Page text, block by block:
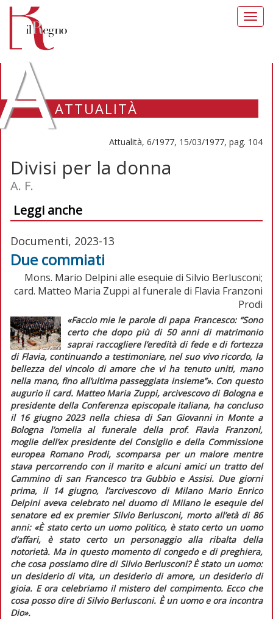
ATTUALITÀ
Attualità, 6/1977, 15/03/1977, pag. 104
Divisi per la donna
A. F.
Leggi anche
Documenti, 2023-13
Due commiati
Mons. Mario Delpini alle esequie di Silvio Berlusconi;
card. Matteo Maria Zuppi al funerale di Flavia Franzoni
Prodi
«Faccio mie le parole di papa Francesco: “Sono
certo che dopo più di 50 anni di matrimonio
saprai raccogliere l’eredità di fede e di fortezza
di Flavia, continuando a testimoniare, nel suo vivo ricordo, la
bellezza del vincolo di amore che vi ha tenuto uniti, mano
nella mano, fino all’ultima passeggiata insieme”». Con questo
augurio il card. Matteo Maria Zuppi, arcivescovo di Bologna e
presidente della Conferenza episcopale italiana, ha concluso
il 16 giugno 2023 nella chiesa di San Giovanni in Monte a
Bologna l’omelia al funerale della prof. Flavia Franzoni,
moglie dell’ex presidente del Consiglio e della Commissione
europea Romano Prodi, scomparsa per un malore mentre
stava percorrendo con il marito e alcuni amici un tratto del
Cammino di san Francesco tra Gubbio e Assisi. Due giorni
prima, il 14 giugno, l’arcivescovo di Milano Mario Enrico
Delpini aveva celebrato nel duomo di Milano le esequie del
senatore ed ex premierSilvio Berlusconi, morto all’età di 86
anni: «È stato certo un uomo politico, è stato certo un uomo
d’affari, è stato certo un personaggio alla ribalta della
notorietà. Ma in questo momento di congedo e di preghiera,
che cosa possiamo dire di Silvio Berlusconi? È stato un uomo:
un desiderio di vita, un desiderio di amore, un desiderio di
gioia. E ora celebriamo il mistero del compimento. Ecco che
cosa posso dire di Silvio Berlusconi. È un uomo e ora incontra
Dio».